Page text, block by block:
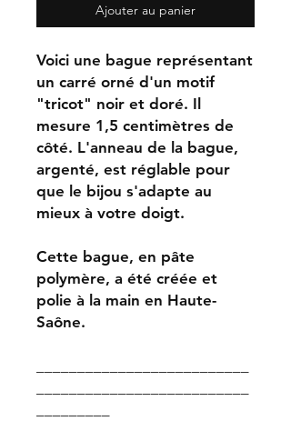
Ajouter au panier
Voici une bague représentant
un carré orné d'un motif
"tricot" noir et doré. Il
mesure 1,5 centimètres de
côté. L'anneau de la bague,
argenté, est réglable pour
que le bijou s'adapte au
mieux à votre doigt.
Cette bague, en pâte
polymère, a été créée et
polie à la main en Haute-
Saône.